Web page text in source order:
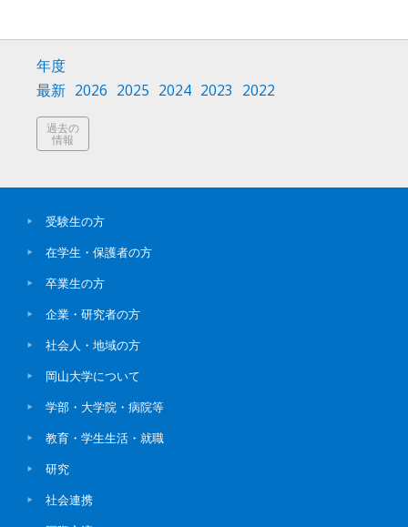
年度
最新 2026 2025 2024 2023 2022
過去の
情報
受験生の方
在学生・保護者の方
卒業生の方
企業・研究者の方
社会人・地域の方
岡山大学について
学部・大学院・病院等
教育・学生生活・就職
研究
社会連携